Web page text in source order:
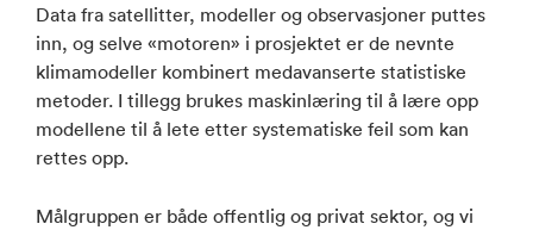
Data fra satellitter, modeller og observasjoner puttes
inn, og selve «motoren» i prosjektet er de nevnte
klimamodeller kombinert medavanserte statistiske
metoder. I tillegg brukes maskinlæring til å lære opp
modellene til å lete etter systematiske feil som kan
rettes opp.
Målgruppen er både offentlig og privat sektor, og vi